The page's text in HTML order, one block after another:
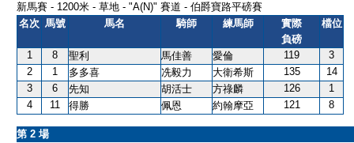
新馬賽 - 1200米 - 草地 - "A(N)" 賽道 - 伯爵寶路平磅賽
名次 馬號 馬名 騎師 練馬師
實際
負磅
檔位
1 8 聖利 馬佳善 愛倫 119
3
2
1 多多喜 冼毅力 大衛希斯 135
14
3
6 先知 胡活士 方祿麟 126
1
4
11 得勝 佩恩 約翰摩亞 121 8
第 2 場